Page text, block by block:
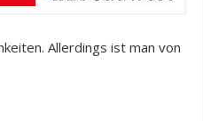
Allerdings ist man von